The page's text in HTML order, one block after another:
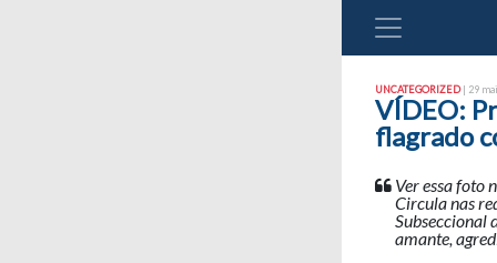
UNCATEGORIZED| 29
VÍDEO:
flagrado
Ver essa foto
Circula nas
Subseccional
amante,